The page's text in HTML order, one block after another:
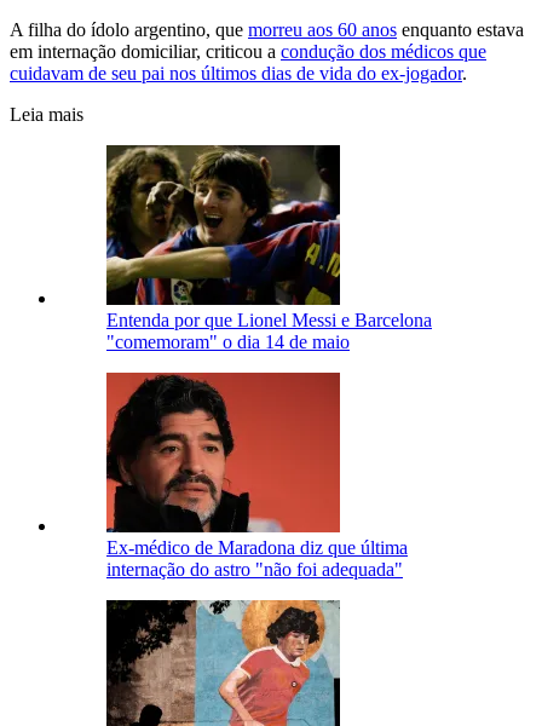
A filha do ídolo argentino, que morreu aos 60 anos enquanto estava
em internação domiciliar, criticou a condução dos médicos que
cuidavam de seu pai nos últimos dias de vida do ex-jogador.
Leia mais
Entenda por que Lionel Messi e Barcelona
"comemoram" o dia 14 de maio
Ex-médico de Maradona diz que última
internação do astro "não foi adequada"